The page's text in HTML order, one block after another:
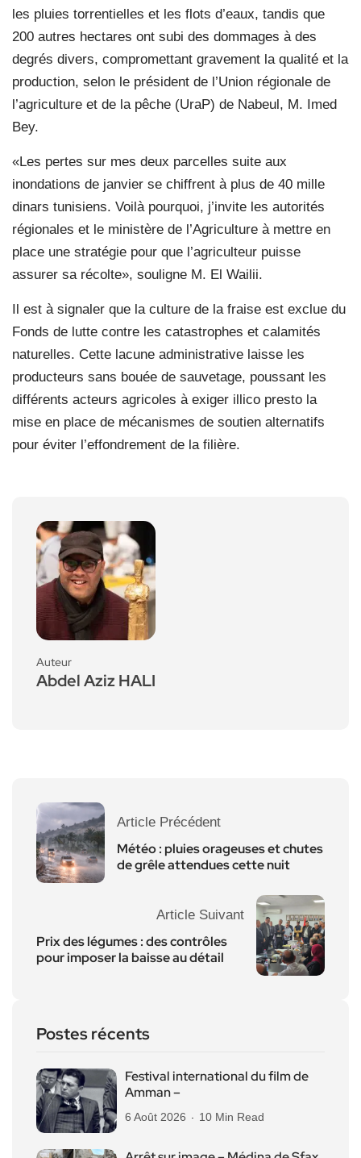
les pluies torrentielles et les flots d’eaux, tandis que
200 autres hectares ont subi des dommages à des
degrés divers, compromettant gravement la qualité et la
production, selon le président de l’Union régionale de
l’agriculture et de la pêche (UraP) de Nabeul, M. Imed
Bey.
«Les pertes sur mes deux parcelles suite aux
inondations de janvier se chiffrent à plus de 40 mille
dinars tunisiens. Voilà pourquoi, j’invite les autorités
régionales et le ministère de l’Agriculture à mettre en
place une stratégie pour que l’agriculteur puisse
assurer sa récolte», souligne M. El Wailii.
Il est à signaler que la culture de la fraise est exclue du
Fonds de lutte contre les catastrophes et calamités
naturelles. Cette lacune administrative laisse les
producteurs sans bouée de sauvetage, poussant les
différents acteurs agricoles à exiger illico presto la
mise en place de mécanismes de soutien alternatifs
pour éviter l’effondrement de la filière.
Auteur
Abdel Aziz HALI
Article Précédent
Météo : pluies orageuses et chutes
de grêle attendues cette nuit
Article Suivant
Prix des légumes : des contrôles
pour imposer la baisse au détail
Postes récents
Festival international du film de
Amman –
6 Août 2026 10 Min Read